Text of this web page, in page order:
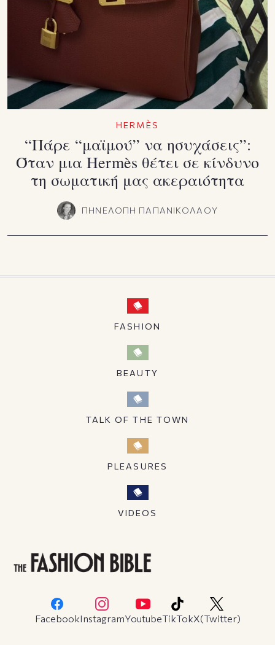
HERMÈS
“Πάρε “μαϊμού” να ησυχάσεις”:
Όταν μια Hermès θέτει σε κίνδυνο
τη σωματική μας ακεραιότητα
ΠΗΝΕΛΟΠΗ ΠΑΠΑΝΙΚΟΛΑΟΥ
FASHION
BEAUTY
TALK OF THE TOWN
PLEASURES
VIDEOS
FacebookInstagramYoutubeTikTokX(Twitter)